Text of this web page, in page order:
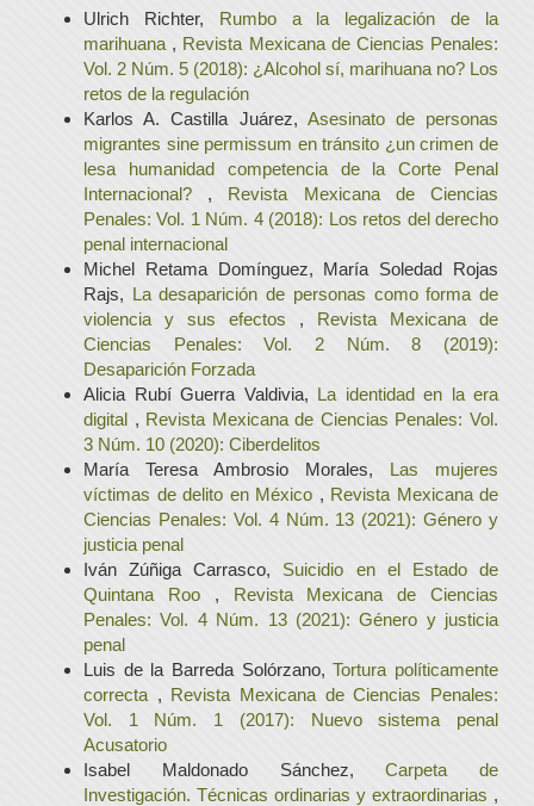
Ulrich Richter, Rumbo a la legalización de la
marihuana , Revista Mexicana de Ciencias Penales:
Vol. 2 Núm. 5 (2018): ¿Alcohol sí, marihuana no? Los
retos de la regulación
Karlos A. Castilla Juárez, Asesinato de personas
migrantes sine permissum en tránsito ¿un crimen de
lesa humanidad competencia de la Corte Penal
Internacional? , Revista Mexicana de Ciencias
Penales: Vol. 1 Núm. 4 (2018): Los retos del derecho
penal internacional
Michel Retama Domínguez, María Soledad Rojas
Rajs, La desaparición de personas como forma de
violencia y sus efectos , Revista Mexicana de
Ciencias Penales: Vol. 2 Núm. 8 (2019):
Desaparición Forzada
Alicia Rubí Guerra Valdivia, La identidad en la era
digital , Revista Mexicana de Ciencias Penales: Vol.
3 Núm. 10 (2020): Ciberdelitos
María Teresa Ambrosio Morales, Las mujeres
víctimas de delito en México , Revista Mexicana de
Ciencias Penales: Vol. 4 Núm. 13 (2021): Género y
justicia penal
Iván Zúñiga Carrasco, Suicidio en el Estado de
Quintana Roo , Revista Mexicana de Ciencias
Penales: Vol. 4 Núm. 13 (2021): Género y justicia
penal
Luis de la Barreda Solórzano,Tortura políticamente
correcta , Revista Mexicana de Ciencias Penales:
Vol. 1 Núm. 1 (2017): Nuevo sistema penal
Acusatorio
Isabel Maldonado Sánchez,Carpeta de
Investigación. Técnicas ordinarias y extraordinarias ,